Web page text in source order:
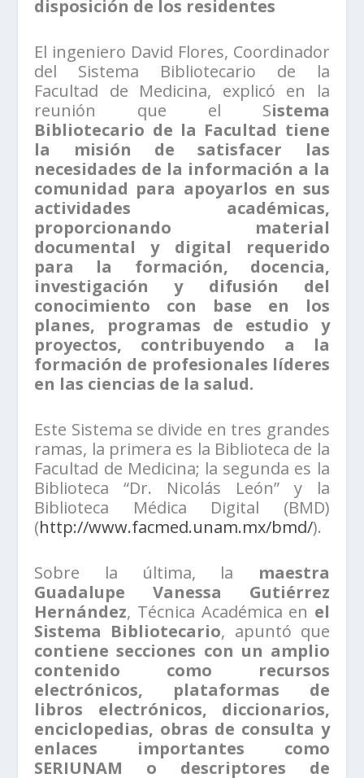
disposición de los residentes
El ingeniero David Flores, Coordinador
del Sistema Bibliotecario de la
Facultad de Medicina, explicó en la
reunión que el Sistema
Bibliotecario de la Facultad tiene
la misión de satisfacer las
necesidades de la información a la
comunidad para apoyarlos en sus
actividades académicas,
proporcionando material
documental y digital requerido
para la formación, docencia,
investigación y difusión del
conocimiento con base en los
planes, programas de estudio y
proyectos, contribuyendo a la
formación de profesionales líderes
en las ciencias de la salud.
Este Sistema se divide en tres grandes
ramas, la primera es la Biblioteca de la
Facultad de Medicina; la segunda es la
Biblioteca “Dr. Nicolás León” y la
Biblioteca Médica Digital (BMD)
(http://www.facmed.unam.mx/bmd/).
Sobre la última, la maestra
Guadalupe Vanessa Gutiérrez
Hernández, Técnica Académica en el
Sistema Bibliotecario, apuntó que
contiene secciones con un amplio
contenido como recursos
electrónicos, plataformas de
libros electrónicos, diccionarios,
enciclopedias, obras de consulta y
enlaces importantes como
SERIUNAM o descriptores de